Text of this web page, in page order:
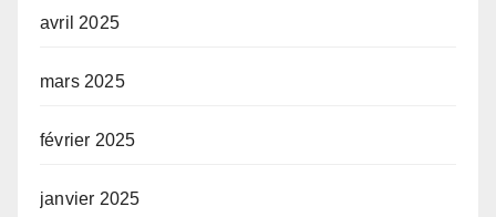
avril 2025
mars 2025
février 2025
janvier 2025